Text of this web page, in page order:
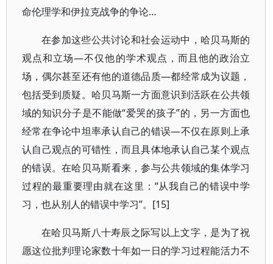
命伦理学和伊拉克战争的争论…
在参加这些公共讨论和社会运动中，哈贝马斯的
观点和立场—不仅他的学术观点，而且他的政治立
场，偶尔甚至还有他的道德品质—都经常成为议题，
包括受到质疑。哈贝马斯一方面意识到活跃在公共领
域的知识分子是不能做“爱哭的孩子”的，另一方面也
经常在争论中坦率承认自己的错误—不仅在原则上承
认自己观点的可错性，而且具体地承认自己某个观点
的错误。在哈贝马斯看来，参与公共领域的集体学习
过程的最重要理由就在这里：“从我自己的错误中学
习，也从别人的错误中学习”。[15]
在哈贝马斯八十寿辰之际写以上文字，是为了祝
愿这位批判理论家数十年如一日的学习过程能活力不